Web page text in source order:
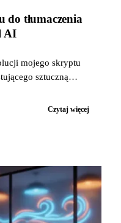
do tłumaczenia
AI
mojego skryptu
sztuczną
Czytaj więcej